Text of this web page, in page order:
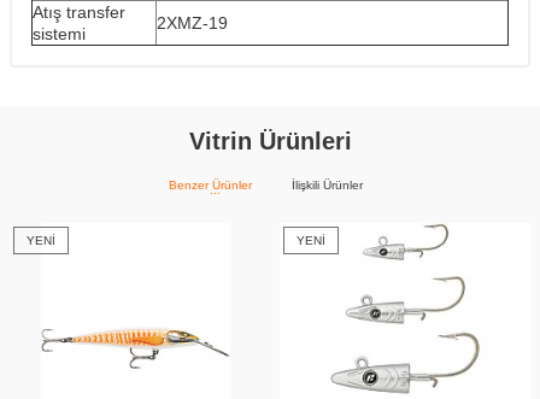
Atış transfer
sistemi
2XMZ-19
Vitrin Ürünleri
Benzer Ürünler İlişkili Ürünler
YENI YENI